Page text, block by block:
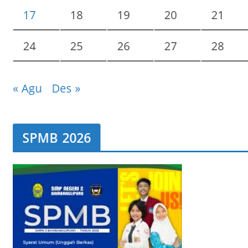
17 18 19 20 21
24 25 26 27 28
« Agu Des »
SPMB 2026